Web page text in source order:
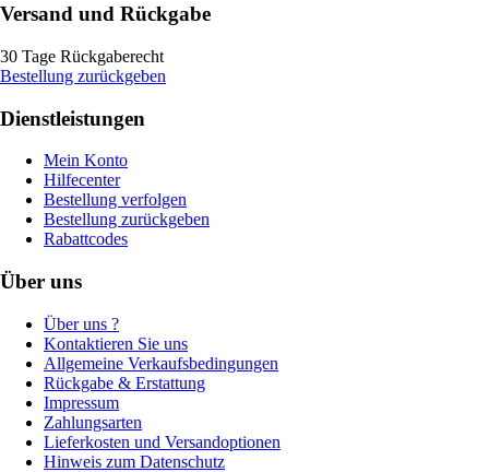
Versand und Rückgabe
30 Tage Rückgaberecht
Bestellung zurückgeben
Dienstleistungen
Mein Konto
Hilfecenter
Bestellung verfolgen
Bestellung zurückgeben
Rabattcodes
Über uns
Über uns ?
Kontaktieren Sie uns
Allgemeine Verkaufsbedingungen
Rückgabe & Erstattung
Impressum
Zahlungsarten
Lieferkosten und Versandoptionen
Hinweis zum Datenschutz